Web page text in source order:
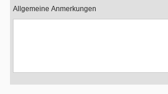
Allgemeine Anmerkungen